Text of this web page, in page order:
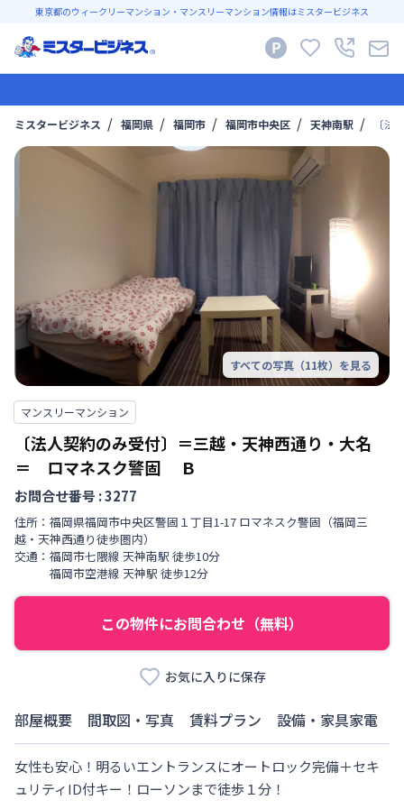
東京都のウィークリーマンション・マンスリーマンション情報はミスタービジネス
ミスタービジネス 福岡県 福岡市 福岡市中央区 天神南駅 〔
すべての写真（11枚）を見る
マンスリーマンション
〔法人契約のみ受付〕＝三越・天神西通り・大名
＝ ロマネスク警固
Ｂ
お問合せ番号 :3277
住所： 福岡県福岡市中央区警固 １丁目1-17 ロマネスク警固（福岡三
越・天神西通り徒歩圏内）
交通： 福岡市七隈線 天神南駅 徒歩10分
福岡市空港線 天神駅 徒歩12分
この物件にお問合わせ（無料）
お気に入りに保存
部屋概要 間取図・写真 賃料プラン 設備・家具家電
女性も安心！明るいエントランスにオートロック完備＋セキ
ュリティID付キー！ローソンまで徒歩１分！